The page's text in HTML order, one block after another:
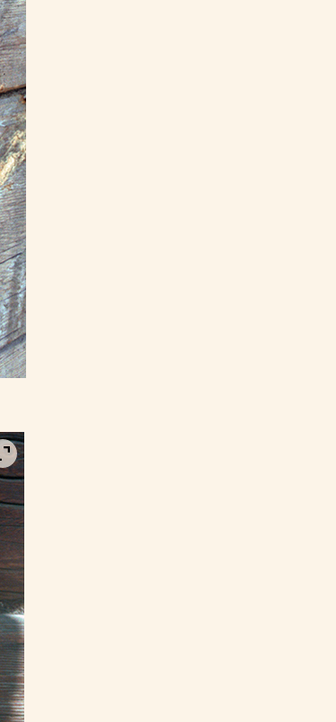
Visa bild i fullskärm